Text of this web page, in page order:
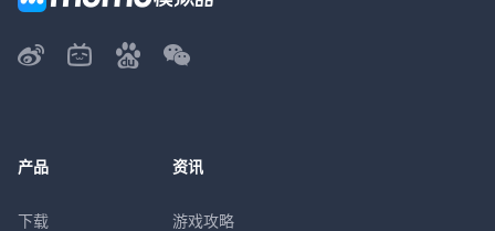
产品
下载
资讯
游戏攻略